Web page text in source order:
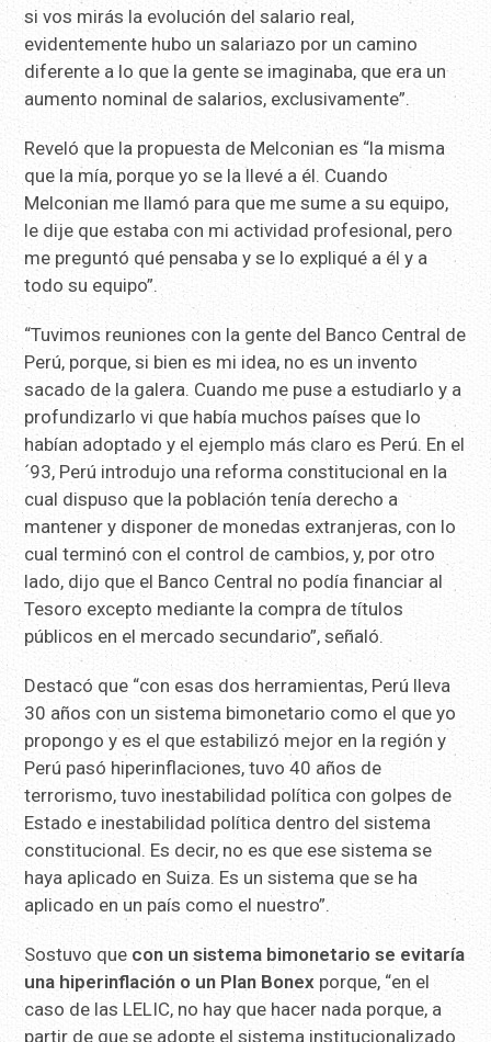
si vos mirás la evolución del salario real,
evidentemente hubo un salariazo por un camino
diferente a lo que la gente se imaginaba, que era un
aumento nominal de salarios, exclusivamente”.
Reveló que la propuesta de Melconian es “la misma
que la mía, porque yo se la llevé a él. Cuando
Melconian me llamó para que me sume a su equipo,
le dije que estaba con mi actividad profesional, pero
me preguntó qué pensaba y se lo expliqué a él y a
todo su equipo”.
“Tuvimos reuniones con la gente del Banco Central de
Perú, porque, si bien es mi idea, no es un invento
sacado de la galera. Cuando me puse a estudiarlo y a
profundizarlo vi que había muchos países que lo
habían adoptado y el ejemplo más claro es Perú. En el
´93, Perú introdujo una reforma constitucional en la
cual dispuso que la población tenía derecho a
mantener y disponer de monedas extranjeras, con lo
cual terminó con el control de cambios, y, por otro
lado, dijo que el Banco Central no podía financiar al
Tesoro excepto mediante la compra de títulos
públicos en el mercado secundario”, señaló.
Destacó que “con esas dos herramientas, Perú lleva
30 años con un sistema bimonetario como el que yo
propongo y es el que estabilizó mejor en la región y
Perú pasó hiperinflaciones, tuvo 40 años de
terrorismo, tuvo inestabilidad política con golpes de
Estado e inestabilidad política dentro del sistema
constitucional. Es decir, no es que ese sistema se
haya aplicado en Suiza. Es un sistema que se ha
aplicado en un país como el nuestro”.
Sostuvo que con un sistema bimonetario se evitaría
una hiperinflación o un Plan Bonex porque, “en el
caso de las LELIC, no hay que hacer nada porque, a
partir de que se adopte el sistema institucionalizado